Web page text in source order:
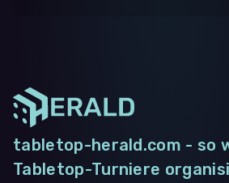
tabletop-herald.com - so
Tabletop-Turniere